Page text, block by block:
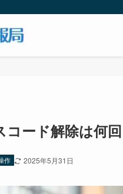
ード解除は何
作 2025年5月31日